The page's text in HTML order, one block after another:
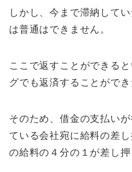
しかし、今まで滞納して
は普通はできません。
ここで返すことができる
グでも返済することができ
そのため、借金の支払い
ている会社宛に給料の差
の給料の４分の１が差し